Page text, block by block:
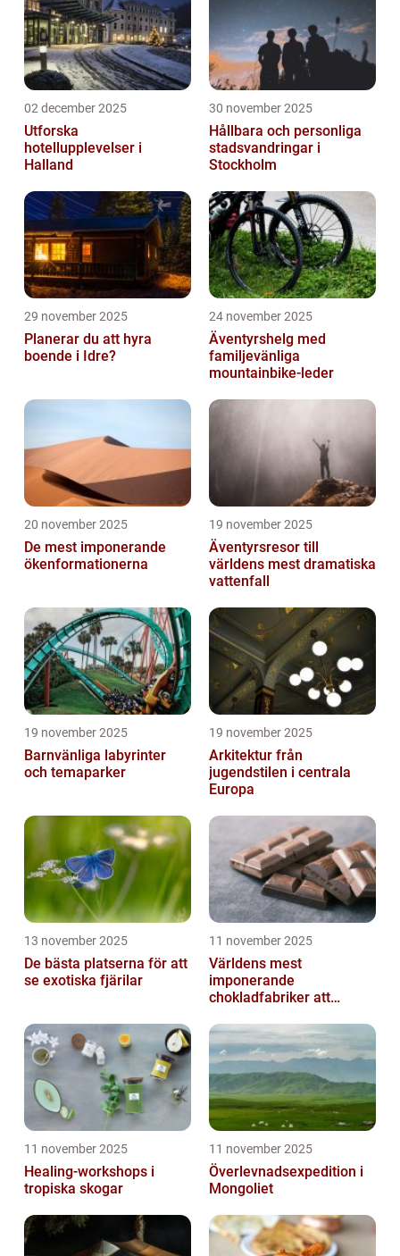
02 december 2025
Utforska
hotellupplevelser i
Halland
30 november 2025
Hållbara och personliga
stadsvandringar i
Stockholm
29 november 2025
Planerar du att hyra
boende i Idre?
24 november 2025
Äventyrshelg med
familjevänliga
mountainbike-leder
20 november 2025
De mest imponerande
ökenformationerna
19 november 2025
Äventyrsresor till
världens mest dramatiska
vattenfall
19 november 2025
Barnvänliga labyrinter
och temaparker
19 november 2025
Arkitektur från
jugendstilen i centrala
Europa
13 november 2025
De bästa platserna för att
se exotiska fjärilar
11 november 2025
Världens mest
imponerande
chokladfabriker att
11 november 2025
Healing-workshops i
tropiska skogar
11 november 2025
Överlevnadsexpedition i
Mongoliet